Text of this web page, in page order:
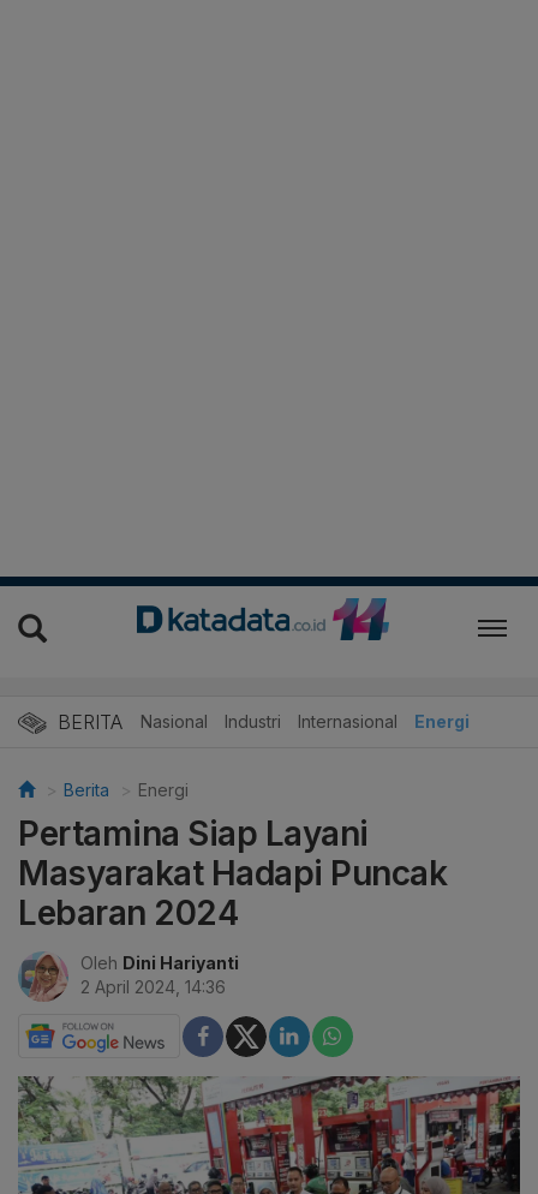
BERITA Nasional Industri Internasional Energi
Berita Energi
Pertamina Siap Layani
Masyarakat Hadapi Puncak
Lebaran 2024
Oleh Dini Hariyanti
2 April 2024, 14:36